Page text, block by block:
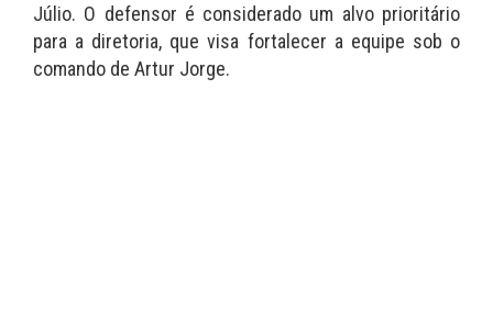
Júlio. O defensor é considerado um alvo prioritário
para a diretoria, que visa fortalecer a equipe sob o
comando de Artur Jorge.